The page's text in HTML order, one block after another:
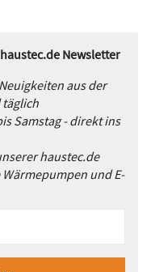
Newsletter
aus der
täglich
Samstag - direkt ins
haustec.de
Wärmepumpen und E-